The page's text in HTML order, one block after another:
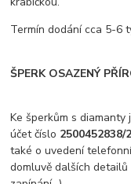
Termín dodání cca 5-6
ŠPERK OSAZENÝ
Ke šperkům s
účet číslo 2500452838/
také o uvedení
domluvě dalších